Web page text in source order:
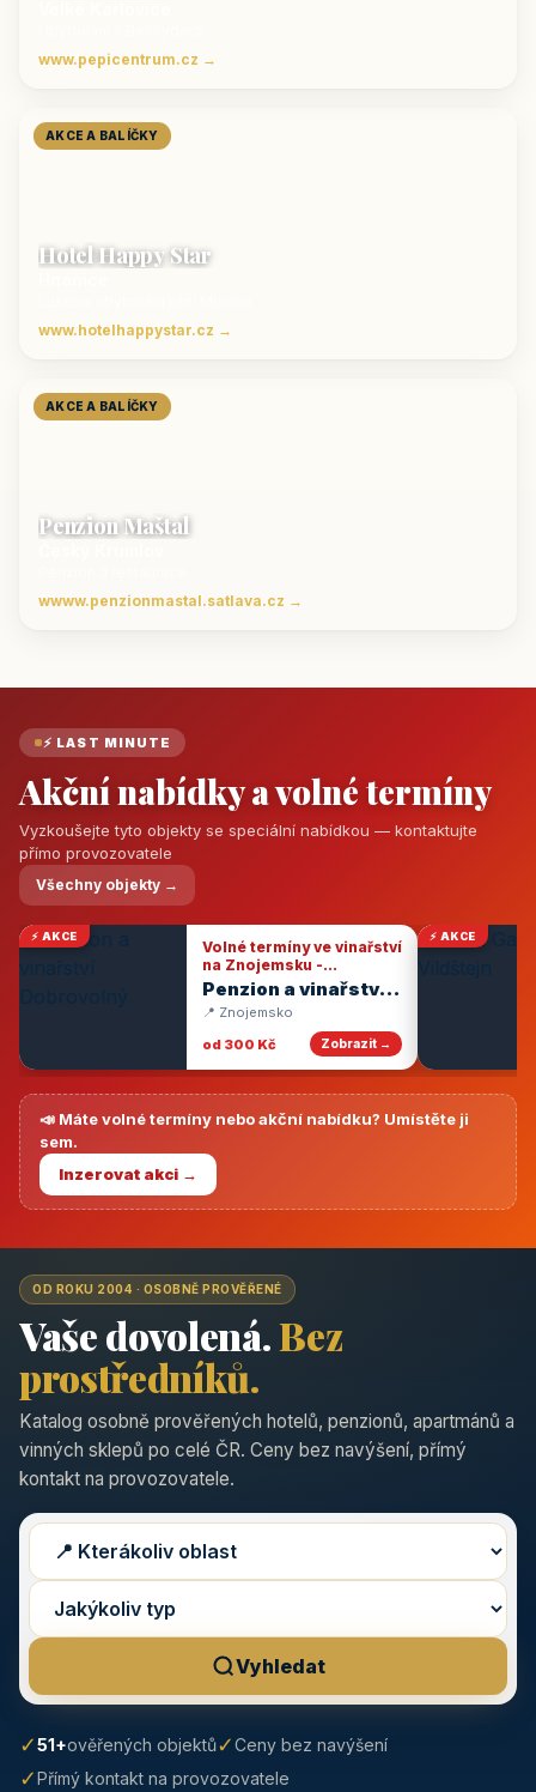
www.pepicentrum.cz →
AKCE A BALÍČKY
Hotel Happy Star
www.hotelhappystar.cz →
AKCE A BALÍČKY
Penzion Maštal
wwww.penzionmastal.satlava.cz →
⚡ LAST MINUTE
Akční nabídky a volné termíny
Vyzkoušejte tyto objekty se speciální nabídkou — kontaktujte
přímo provozovatele
Všechny objekty →
⚡ AKCE
Volné termíny ve vinařství
na Znojemsku -
degustace vín
Penzion a vinařství
Dobrovolný
📍 Znojemsko
od 300 Kč
Zobrazit →
⚡ AKCE
📣 Máte volné termíny nebo akční nabídku? Umístěte ji
sem.
Inzerovat akci →
OD ROKU 2004 · OSOBNĚ PROVĚŘENÉ
Vaše dovolená.Bez
prostředníků.
Katalog osobně prověřených hotelů, penzionů, apartmánů a
vinných sklepů po celé ČR. Ceny bez navýšení, přímý
kontakt na provozovatele.
Vyhledat
✓51+ověřených objektů✓Ceny bez navýšení
✓Přímý kontakt na provozovatele